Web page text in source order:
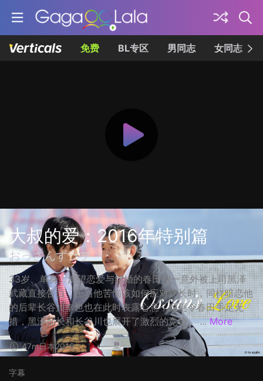
免费 BL专区 男同志 女同志
大叔的爱：2016年特别篇
おっさんずラブ
33岁、单身、渴望恋爱与结婚的春田创一意外被上司黑泽
武藏直接告白，正当他苦恼该如何应对部长时，同样暗恋他
的后辈长谷川幸也也在此时表露心意，这更令春田手足无
措，黑泽部长和长谷川也展开了激烈的竞争。 ... More
47m日本2016
字幕